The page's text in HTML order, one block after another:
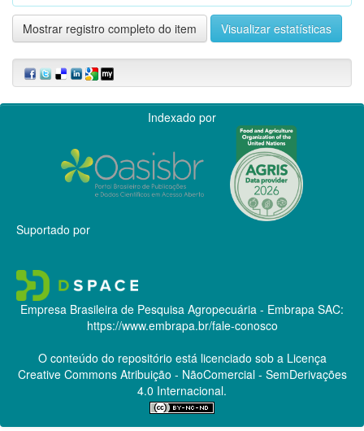
Mostrar registro completo do item Visualizar estatísticas
Indexado por
Suportado por
Empresa Brasileira de Pesquisa Agropecuária - Embrapa SAC:
https://www.embrapa.br/fale-conosco
O conteúdo do repositório está licenciado sob a Licença
Creative CommonsAtribuição - NãoComercial - SemDerivações
4.0 Internacional.